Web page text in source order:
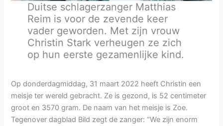
Duitse schlagerzanger Matthias
Reim is voor de zevende keer
vader geworden. Met zijn vrouw
Christin Stark verheugen ze zich
op hun eerste gezamenlijke kind.
Op donderdagmiddag, 31 maart 2022 heeft Christin een
meisje ter wereld gebracht. Ze is gezond, is 52 centimeter
groot en 3570 gram. De naam van het meisje is Zoe.
Tegenover dagblad Bild zegt de zanger: “We zijn enorm